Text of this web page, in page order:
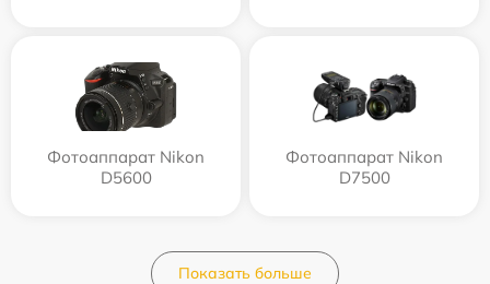
Фотоаппарат Nikon
D5600
Фотоаппарат Nikon
D7500
Показать больше